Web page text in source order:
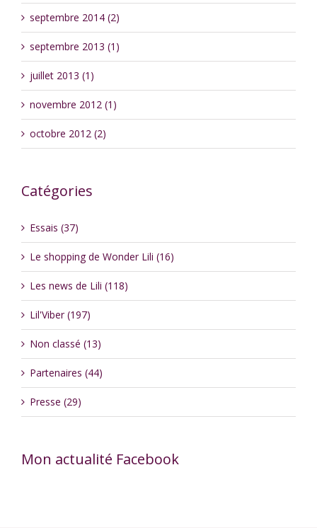
septembre 2014 (2)
septembre 2013 (1)
juillet 2013 (1)
novembre 2012 (1)
octobre 2012 (2)
Catégories
Essais (37)
Le shopping de Wonder Lili (16)
Les news de Lili (118)
Lil'Viber (197)
Non classé (13)
Partenaires (44)
Presse (29)
Mon actualité Facebook